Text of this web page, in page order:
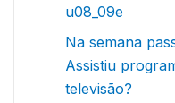
u08_09e
Na semana
Assistiu
televisão?